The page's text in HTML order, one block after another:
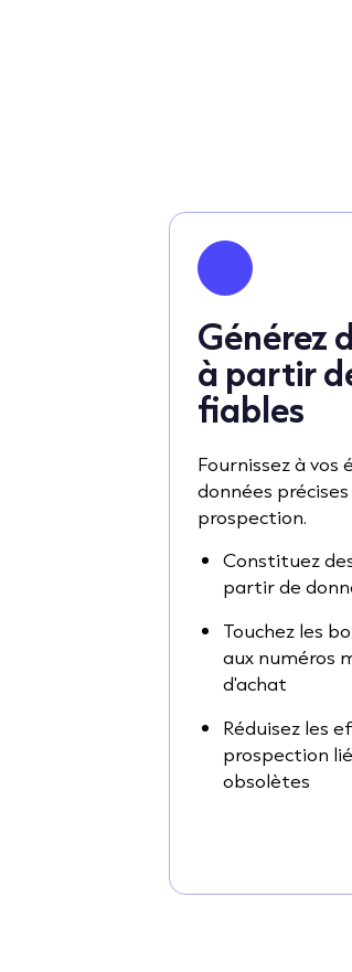
Générez
à partir
fiables
Fournissez à vos
données
prospection.
Constituez
partir de
Touchez les
aux numéros
d'achat
Réduisez les
prospection
obsolètes